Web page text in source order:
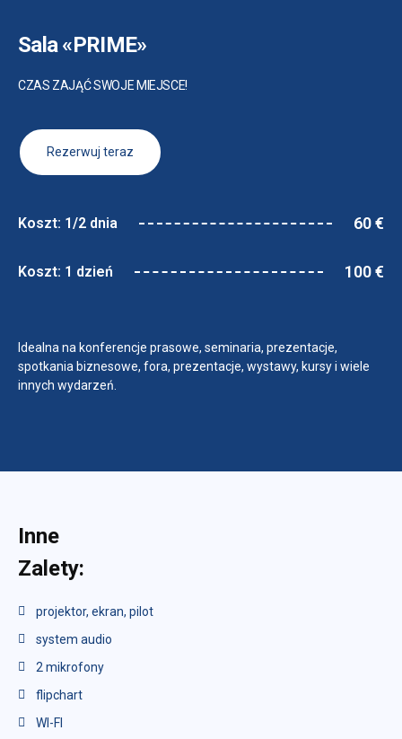
Sala «PRIME»
CZAS ZAJĄĆ SWOJE MIEJSCE!
Rezerwuj teraz
Koszt: 1/2 dnia 60 €
Koszt: 1 dzień 100 €
Idealna na konferencje prasowe, seminaria, prezentacje,
spotkania biznesowe, fora, prezentacje, wystawy, kursy i wiele
innych wydarzeń.
Inne
Zalety:
projektor, ekran, pilot
system audio
2 mikrofony
flipchart
WI-FI